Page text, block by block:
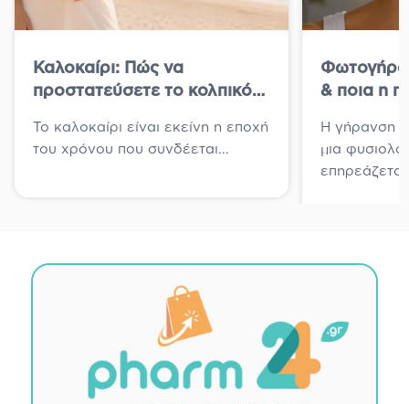
Καλοκαίρι: Πώς να
προστατεύσετε το κολπικό
Το καλοκαίρι είναι εκείνη η εποχή
του χρόνου που συνδέεται...
& ποια η
Η γήρανση
μια